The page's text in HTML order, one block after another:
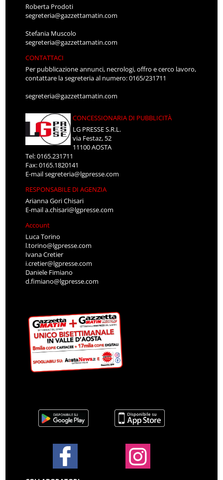
Roberta Prodoti
segreteria@gazzettamatin.com
Stefania Muscolo
segreteria@gazzettamatin.com
CONTATTACI
Per pubblicazione annunci, necrologi, offro e cerco lavoro,
contattare la segreteria al numero: 0165/231711
segreteria@gazzettamatin.com
CONCESSIONARIA DI PUBBLICITÀ
LG PRESSE S.R.L.
via Festaz, 52
11100 AOSTA
Tel: 0165.231711
Fax: 0165.1820141
E-mailsegreteria@lgpresse.com
RESPONSABILE DI AGENZIA
Arianna Gori Chisari
E-maila.chisari@lgpresse.com
Account
Luca Torino
l.torino@lgpresse.com
Ivana Cretier
i.cretier@lgpresse.com
Daniele Fimiano
d.fimiano@lgpresse.com